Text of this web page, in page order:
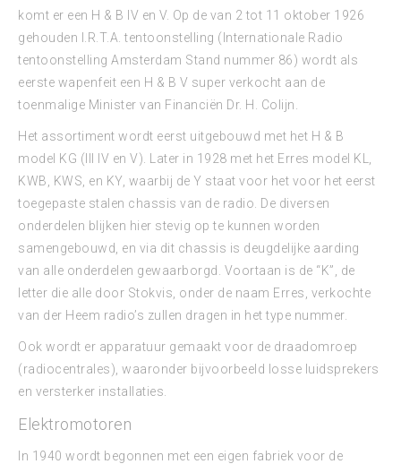
komt er een H & B IV en V. Op de van 2 tot 11 oktober 1926
gehouden I.R.T.A. tentoonstelling (Internationale Radio
tentoonstelling Amsterdam Stand nummer 86) wordt als
eerste wapenfeit een H & B V super verkocht aan de
toenmalige Minister van Financiën Dr. H. Colijn.
Het assortiment wordt eerst uitgebouwd met het H & B
model KG (III IV en V). Later in 1928 met het Erres model KL,
KWB, KWS, en KY, waarbij de Y staat voor het voor het eerst
toegepaste stalen chassis van de radio. De diversen
onderdelen blijken hier stevig op te kunnen worden
samengebouwd, en via dit chassis is deugdelijke aarding
van alle onderdelen gewaarborgd. Voortaan is de “K”, de
letter die alle door Stokvis, onder de naam Erres, verkochte
van der Heem radio’s zullen dragen in het type nummer.
Ook wordt er apparatuur gemaakt voor de draadomroep
(radiocentrales), waaronder bijvoorbeeld losse luidsprekers
en versterker installaties.
Elektromotoren
In 1940 wordt begonnen met een eigen fabriek voor de